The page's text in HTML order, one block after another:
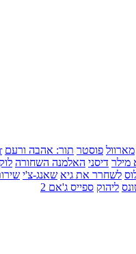
מארוול פוסטר תור: אהבה ורעם
מילר דיסני האלמנה השחורה
לשחרר את גיא שאנג-צ'י
ליהוק ספייס ג'אם 2